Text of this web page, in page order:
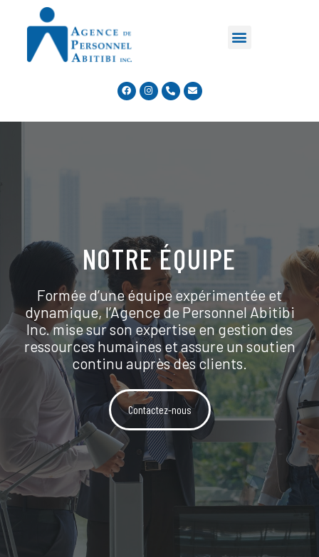
NOTRE ÉQUIPE
Formée d’une équipe expérimentée et
dynamique, l’Agence de Personnel Abitibi
Inc. mise sur son expertise en gestion des
ressources humaines et assure un soutien
continu auprès des clients.
Contactez-nous